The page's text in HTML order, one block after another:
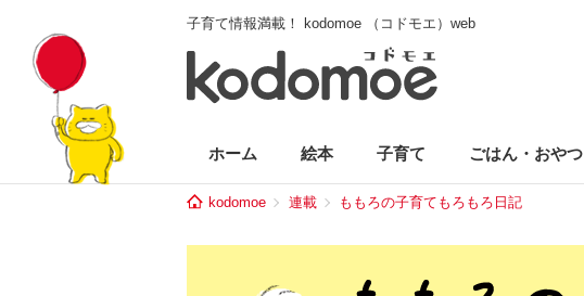
子育て情報満載！ kodomoe （コドモエ）web
ホーム 絵本 子育て ごはん・おやつ
kodomoe 連載 ももろの子育てもろもろ日記